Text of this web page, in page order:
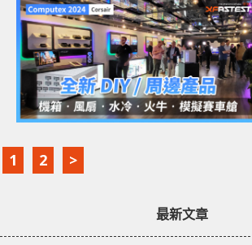
1 2 >
最新文章